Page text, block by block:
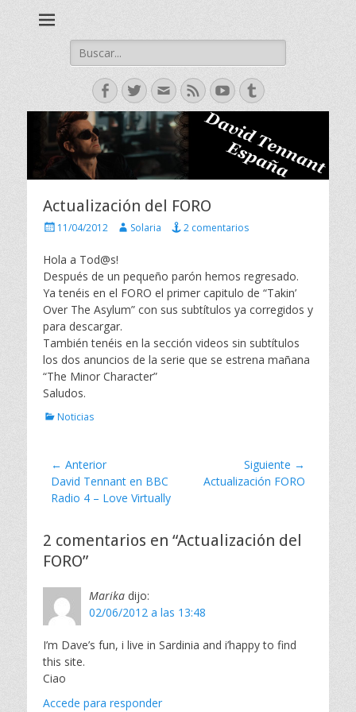
Spanish Fan Club
Buscar:
Facebook
TwitterCorreo
electrónico
Feed YouTubeTumblr
Actualización del FORO
P
b
l
i
c
a
d
o
e
l
11/04/2012
A
t
r
Solaria 2 comentarios
Hola a Tod@s!
Después de un pequeño parón hemos regresado.
Ya tenéis en el FORO el primer capitulo de “Takin’
Over The Asylum” con sus subtítulos ya corregidos y
para descargar.
También tenéis en la sección videos sin subtítulos
los dos anuncios de la serie que se estrena mañana
“The Minor Character”
Saludos.
C
s
Noticias
Navegación
de
entradas
← Anterior
Entrada
anterior:
David Tennant en BBC
Radio 4 – Love Virtually
Siguiente →
EntradaActualización FORO
2 comentarios en “Actualización del
FORO”
Marika dijo:
02/06/2012 a las 13:48
I’m Dave’s fun, i live in Sardinia and i’happy to find
this site.
Ciao
Accede para responder